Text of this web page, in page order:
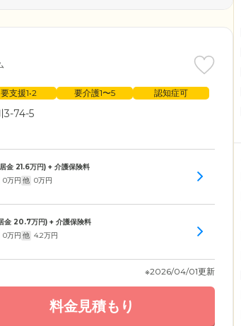
要支援1•2 要介護1〜5 認知症可
3-74-5
金 21.6万円) + 介護保険料
0万円 他 0万円
金 20.7万円) + 介護保険料
0万円 他 4.2万円
※2026/04/01更新
料金見積もり